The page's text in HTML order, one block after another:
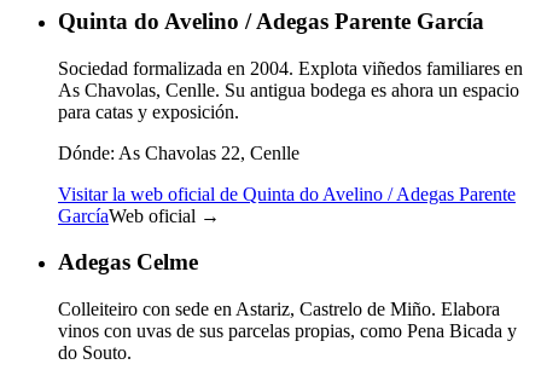
Quinta do Avelino / Adegas Parente García
Sociedad formalizada en 2004. Explota viñedos familiares en
As Chavolas, Cenlle. Su antigua bodega es ahora un espacio
para catas y exposición.
Dónde: As Chavolas 22, Cenlle
Visitar la web oficial de Quinta do Avelino / Adegas Parente
GarcíaWeb oficial →
Adegas Celme
Colleiteiro con sede en Astariz, Castrelo de Miño. Elabora
vinos con uvas de sus parcelas propias, como Pena Bicada y
do Souto.